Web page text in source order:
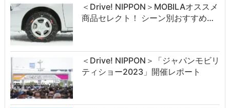
＜Drive! NIPPON＞MOBILAオススメ
商品セレクト！ シーン別おすすめ…
＜Drive! NIPPON＞「ジャパンモビリ
ティショー2023」開催レポート